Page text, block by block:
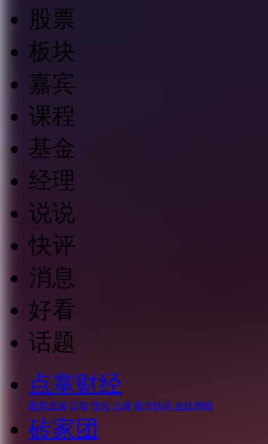
股票
板块
嘉宾
课程
基金
经理
说说
快评
消息
好看
话题
点掌财经
股票直播 回看 预告 点播 股市快讯 在线帮助
砖家团